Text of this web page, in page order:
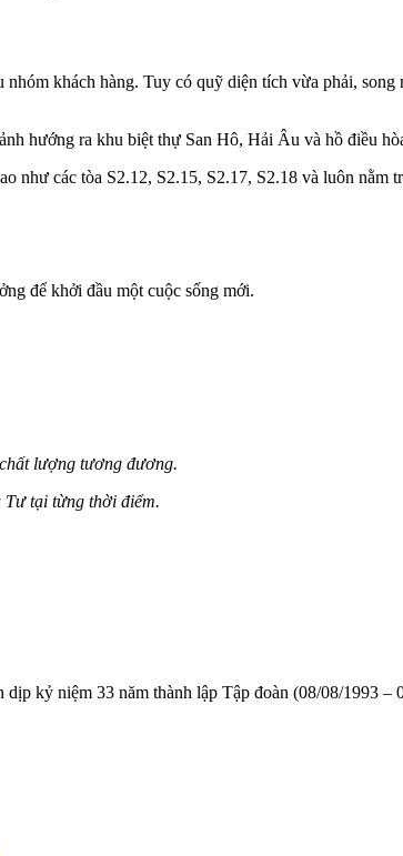
khách hàng. Tuy có quỹ diện tích vừa phải,
hướng ra khu biệt thự San Hô, Hải Âu và hồ điều
như các tòa S2.12, S2.15, S2.17, S2.18 và luôn nằm
để khởi đầu một cuộc sống mới.
lượng tương đương.
Tư tại từng thời điểm.
kỷ niệm 33 năm thành lập Tập đoàn (08/08/1993 –